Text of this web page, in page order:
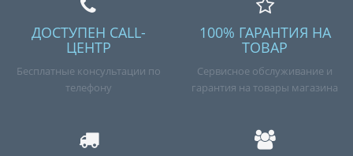
ДОСТУПЕН CALL-
ЦЕНТР
Бесплатные консультации по
телефону
100% ГАРАНТИЯ НА
ТОВАР
Сервисное обслуживание и
гарантия на товары магазина